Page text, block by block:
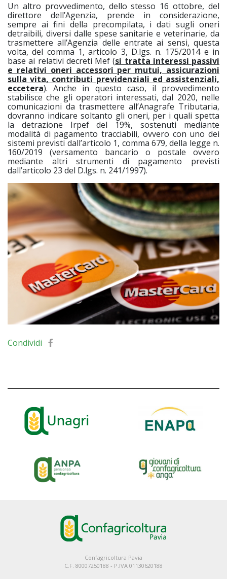
Un altro provvedimento, dello stesso 16 ottobre, del
direttore dell’Agenzia, prende in considerazione,
sempre ai fini della precompilata, i dati sugli oneri
detraibili, diversi dalle spese sanitarie e veterinarie, da
trasmettere all’Agenzia delle entrate ai sensi, questa
volta, del comma 1, articolo 3, D.lgs. n. 175/2014 e in
base ai relativi decreti Mef (si tratta interessi passivi
e relativi oneri accessori per mutui, assicurazioni
sulla vita, contributi previdenziali ed assistenziali,
eccetera). Anche in questo caso, il provvedimento
stabilisce che gli operatori interessati, dal 2020, nelle
comunicazioni da trasmettere all’Anagrafe Tributaria,
dovranno indicare soltanto gli oneri, per i quali spetta
la detrazione Irpef del 19%, sostenuti mediante
modalità di pagamento tracciabili, ovvero con uno dei
sistemi previsti dall’articolo 1, comma 679, della legge n.
160/2019 (versamento bancario o postale ovvero
mediante altri strumenti di pagamento previsti
dall’articolo 23 del D.lgs. n. 241/1997).
Condividi
Confagricoltura Pavia
C.F. 80007250188 - P.IVA 01130620188